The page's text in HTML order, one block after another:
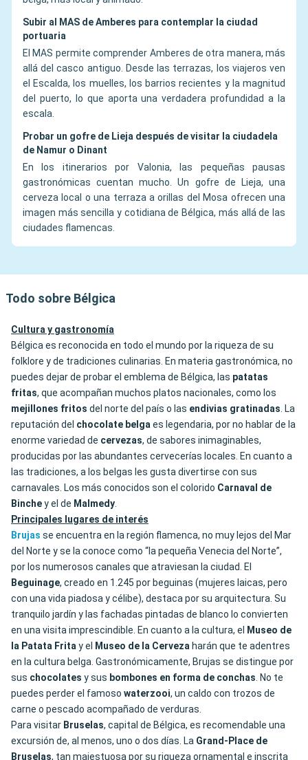
Subir al MAS de Amberes para contemplar la ciudad
portuaria
El MAS permite comprender Amberes de otra manera, más
allá del casco antiguo. Desde las terrazas, los viajeros ven
el Escalda, los muelles, los barrios recientes y la magnitud
del puerto, lo que aporta una verdadera profundidad a la
escala.
Probar un gofre de Lieja después de visitar la ciudadela
de Namur o Dinant
En los itinerarios por Valonia, las pequeñas pausas
gastronómicas cuentan mucho. Un gofre de Lieja, una
cerveza local o una terraza a orillas del Mosa ofrecen una
imagen más sencilla y cotidiana de Bélgica, más allá de las
ciudades flamencas.
Todo sobre Bélgica
Cultura y gastronomía
Bélgica es reconocida en todo el mundo por la riqueza de su
folklore y de tradiciones culinarias. En materia gastronómica, no
puedes dejar de probar el emblema de Bélgica, las patatas
fritas, que acompañan muchos platos nacionales, como los
mejillones fritos del norte del país o las endivias gratinadas. La
reputación del chocolate belgaes legendaria, por no hablar de la
enorme variedad de cervezas, de sabores inimaginables,
producidas por las abundantes cervecerías locales. En cuanto a
las tradiciones, a los belgas les gusta divertirse con sus
carnavales. Los más conocidos son el colorido Carnaval de
Binchey el de Malmedy.
Principales lugares de interés
Brujas se encuentra en la región flamenca, no muy lejos del Mar
del Norte y se la conoce como “la pequeña Venecia del Norte”,
por los numerosos canales que atraviesan la ciudad. El
Beguinage, creado en 1.245 por beguinas (mujeres laicas, pero
con una vida piadosa y célibe), destaca por su arquitectura. Su
tranquilo jardín y las fachadas pintadas de blanco lo convierten
en una visita imprescindible. En cuanto a la cultura, el
Museo de
la Patata Fritay el Museo de la Cerveza harán que te adentres
en la cultura belga. Gastronómicamente, Brujas se distingue por
sus chocolates y sus bombones en forma de conchas. No te
puedes perder el famoso waterzooi, un caldo con trozos de
carne o pescado acompañado de verduras.
Para visitar Bruselas, capital de Bélgica, es recomendable una
excursión de, al menos, uno o dos días. La Grand-Place de
Bruselas, tan majestuosa por su riqueza ornamental e inscrita